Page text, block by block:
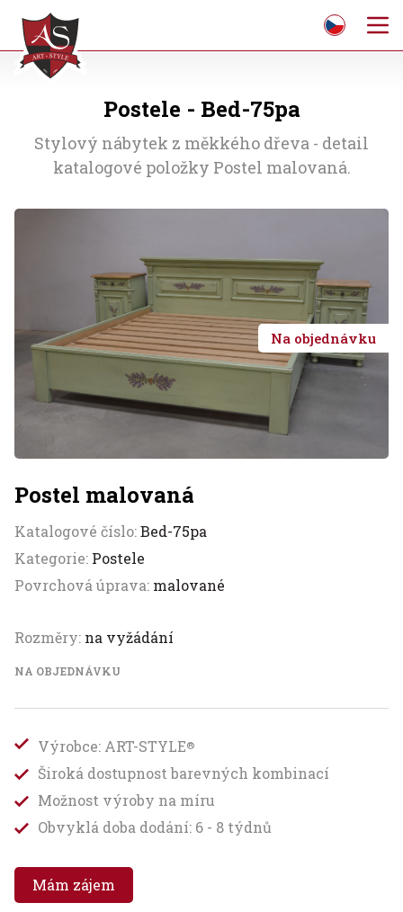
Postele - Bed-75pa
Stylový nábytek z měkkého dřeva - detail
katalogové položky Postel malovaná.
Na objednávku
Postel malovaná
Katalogové číslo:Bed-75pa
Kategorie: Postele
Povrchová úprava: malované
Rozměry: na vyžádání
NA OBJEDNÁVKU
Výrobce: ART-STYLE®
Široká dostupnost barevných kombinací
Možnost výroby na míru
Obvyklá doba dodání: 6 - 8 týdnů
Mám zájem